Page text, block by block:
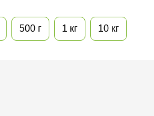
500 г 1 кг 10 кг